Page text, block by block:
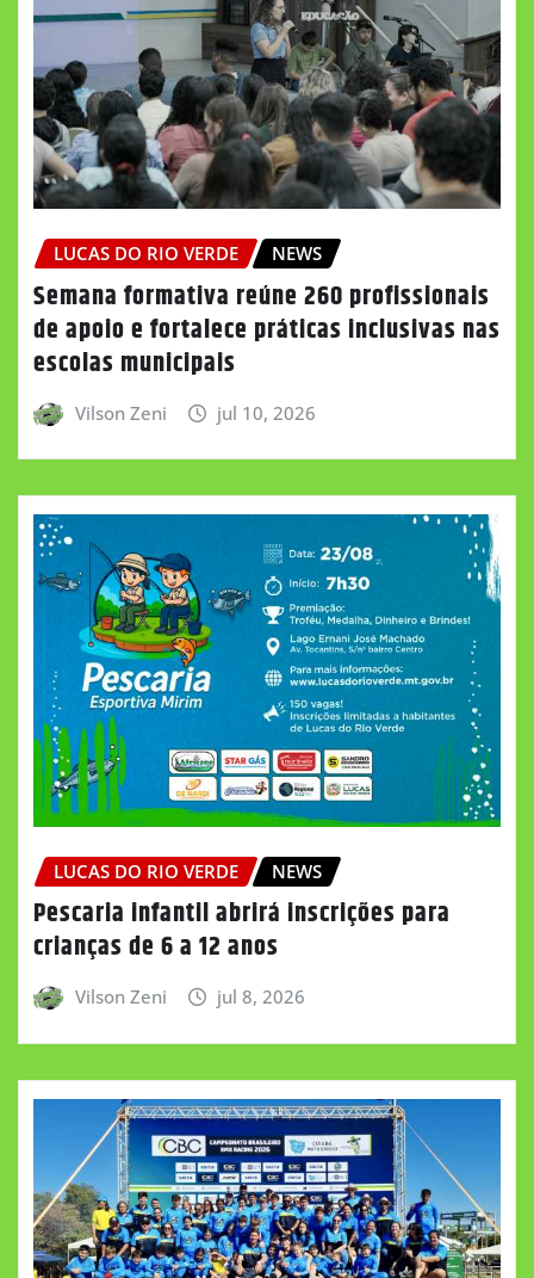
LUCAS DO RIO VERDE NEWS
Semana formativa reúne 260 profissionais
de apoio e fortalece práticas inclusivas nas
escolas municipais
Vilson Zeni jul 10, 2026
LUCAS DO RIO VERDE NEWS
Pescaria infantil abrirá inscrições para
crianças de 6 a 12 anos
Vilson Zeni jul 8, 2026